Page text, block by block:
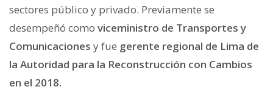
sectores público y privado. Previamente se
desempeñó como viceministro de Transportes y
Comunicaciones y fue gerente regional de Lima de
la Autoridad para la Reconstrucción con Cambios
en el 2018.